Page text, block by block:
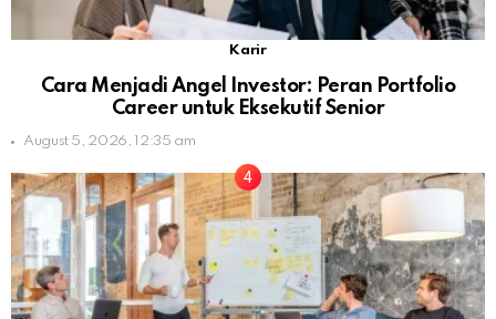
Karir
Cara Menjadi Angel Investor: Peran Portfolio
Career untuk Eksekutif Senior
August 5, 2026, 12:35 am